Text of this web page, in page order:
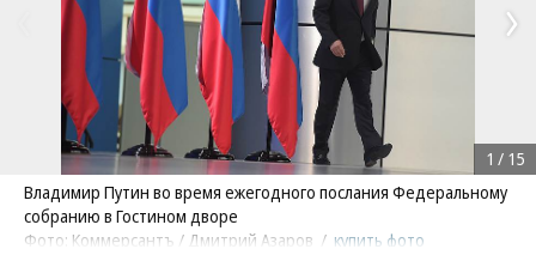
Владимир Путин во время ежегодного послания Федеральному
собранию в Гостином дворе
Фото: Коммерсантъ / Дмитрий Азаров / купить фото
1 / 15